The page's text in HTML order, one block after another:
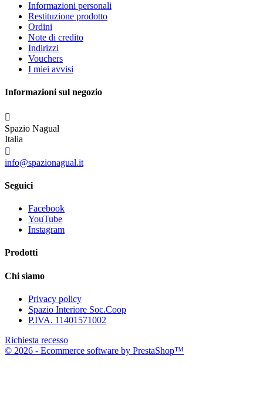
Informazioni personali
Restituzione prodotto
Ordini
Note di credito
Indirizzi
Vouchers
I miei avvisi
Informazioni sul negozio

Spazio Nagual
Italia

info@spazionagual.it
Seguici
Facebook
YouTube
Instagram
Prodotti
Chi siamo
Privacy policy
Spazio Interiore Soc.Coop
P.IVA. 11401571002
Richiesta recesso
© 2026 - Ecommerce software by PrestaShop™